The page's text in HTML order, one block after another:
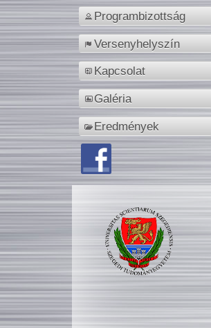
Programbizottság
Versenyhelyszín
Kapcsolat
Galéria
Eredmények